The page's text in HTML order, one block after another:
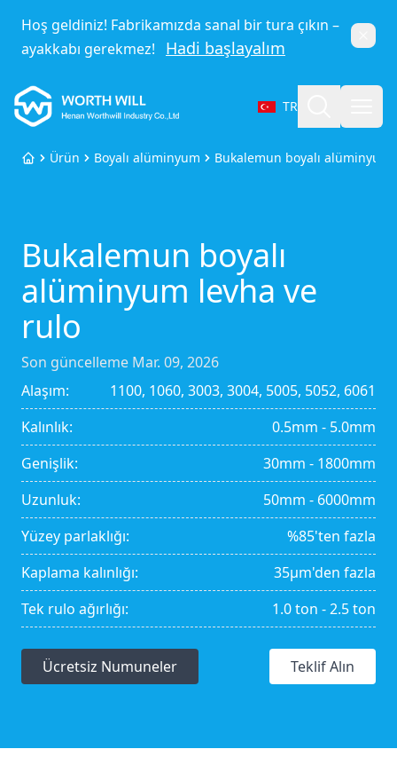
Hoş geldiniz! Fabrikamızda sanal bir tura çıkın –
ayakkabı gerekmez!
Hadi başlayalım Kapat
Worthwill
TR
Dil seçin
Ana Sayfa
Ürün Boyalı alüminyum Bukalemun boyalı alüminyum
Bukalemun boyalı
alüminyum levha ve
rulo
Son güncelleme Mar. 09, 2026
Alaşım:
1100, 1060, 3003, 3004, 5005, 5052, 6061
Kalınlık:
0.5mm - 5.0mm
Genişlik:
30mm - 1800mm
Uzunluk:
50mm - 6000mm
Yüzey parlaklığı:
%85'ten fazla
Kaplama kalınlığı:
35μm'den fazla
Tek rulo ağırlığı:
1.0 ton - 2.5 ton
Ücretsiz Numuneler Teklif Alın